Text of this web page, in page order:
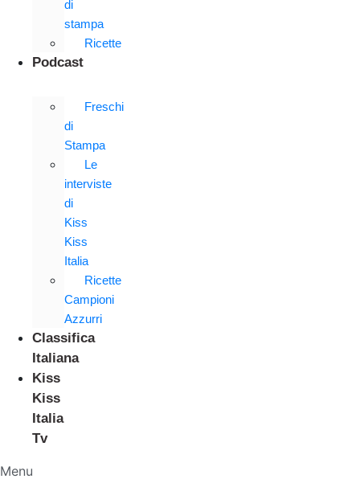
di
stampa
Ricette
Podcast
Freschi
di
Stampa
Le
interviste
di
Kiss
Kiss
Italia
Ricette
Campioni
Azzurri
Classifica
Italiana
Kiss
Kiss
Italia
Tv
Menu